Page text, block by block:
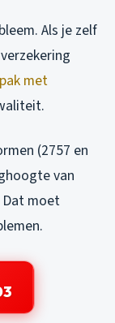
Als je zelf
met
(2757 en
van
Dat moet